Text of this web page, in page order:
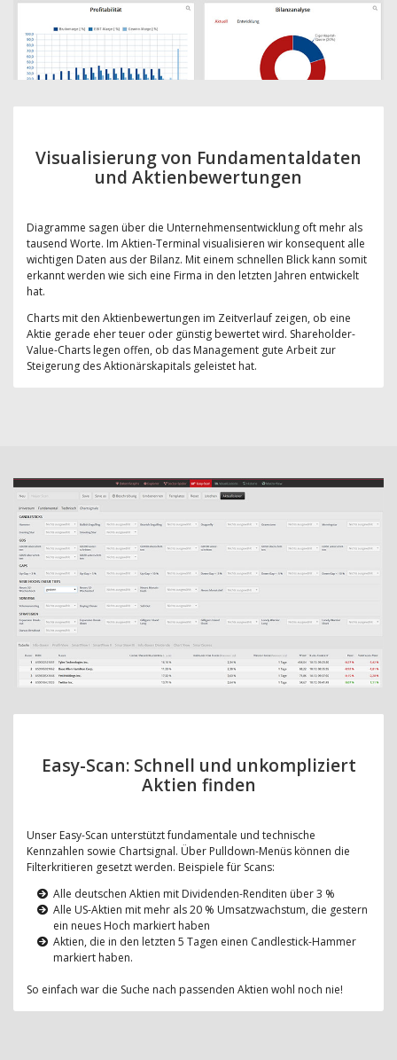
Visualisierung von Fundamentaldaten
und Aktienbewertungen
Diagramme sagen über die Unternehmensentwicklung oft mehr als
tausend Worte. Im Aktien-Terminal visualisieren wir konsequent alle
wichtigen Daten aus der Bilanz. Mit einem schnellen Blick kann somit
erkannt werden wie sich eine Firma in den letzten Jahren entwickelt
hat.
Charts mit den Aktienbewertungen im Zeitverlauf zeigen, ob eine
Aktie gerade eher teuer oder günstig bewertet wird. Shareholder-
Value-Charts legen offen, ob das Management gute Arbeit zur
Steigerung des Aktionärskapitals geleistet hat.
Easy-Scan: Schnell und unkompliziert
Aktien finden
Unser Easy-Scan unterstützt fundamentale und technische
Kennzahlen sowie Chartsignal. Über Pulldown-Menüs können die
Filterkritieren gesetzt werden. Beispiele für Scans:
Alle deutschen Aktien mit Dividenden-Renditen über 3 %
Alle US-Aktien mit mehr als 20 % Umsatzwachstum, die gestern
ein neues Hoch markiert haben
Aktien, die in den letzten 5 Tagen einen Candlestick-Hammer
markiert haben.
So einfach war die Suche nach passenden Aktien wohl noch nie!